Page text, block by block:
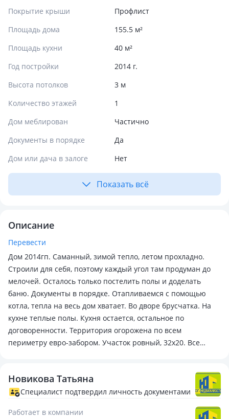
Покрытие крыши
Профлист
Площадь дома
155.5 м²
Площадь кухни
40 м²
Год постройки
2014 г.
Высота потолков
3 м
Количество этажей
1
Дом меблирован
Частично
Документы в порядке
Да
Дом или дача в залоге
Нет
Показать всё
Описание
Перевести
Дом 2014гп. Саманный, зимой тепло, летом прохладно.
Строили для себя, поэтому каждый угол там продуман до
мелочей. Осталось только постелить полы и доделать
баню. Документы в порядке. Отапливаемся с помощью
котла, тепла на весь дом хватает. Во дворе брусчатка. На
кухне теплые полы. Кухня остается, остальное по
договоренности. Территория огорожена по всем
периметру евро-забором. Участок ровный, 32х20. Все
Новикова Татьяна
Специалист подтвердил личность документами
Работает в компании